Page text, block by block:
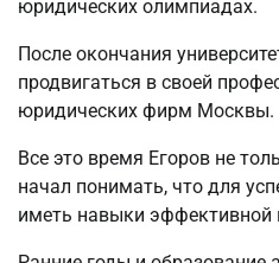
юридических олимпиадах.
После окончания
продвигаться в своей
юридических фирм Москвы.
Все это время Егоров не
начал понимать, что для
иметь навыки эффективной